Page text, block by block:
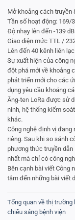
Mở khoảng cách truyền
Tần số hoạt động: 169/
Độ nhạy lên đến -139
Giao diện mức TTL /
Lên đến 40 kênh liên lạc
Sự xuất hiện của công
đột phá mới về khoảng
phát triển mới cho các
dụng yêu cầu khoảng
Ăng-ten LoRa được sử
ninh, hệ thống kiểm
khác.
Công nghệ định vị
riêng. Sau khi so sánh
phương thức truyền dẫn
nhất mà chỉ có công
Bên cạnh bài viết Công
tâm đến những bài viết
Tổng quan về thị trường
chiếu sáng bệnh viện